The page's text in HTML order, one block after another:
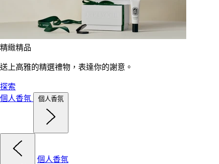
精緻精品
送上高雅的精選禮物，表達你的謝意。
探索
個人香氛
個人香氛
個人香氛